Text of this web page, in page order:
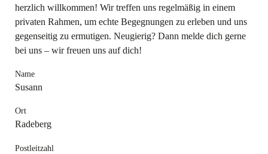
herzlich willkommen! Wir treffen uns regelmäßig in einem
privaten Rahmen, um echte Begegnungen zu erleben und uns
gegenseitig zu ermutigen. Neugierig? Dann melde dich gerne
bei uns – wir freuen uns auf dich!
Name
Susann
Ort
Radeberg
Postleitzahl